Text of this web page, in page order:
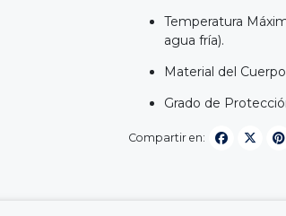
Temperatura
agua fría).
Material del
Grado de
Compartir en: